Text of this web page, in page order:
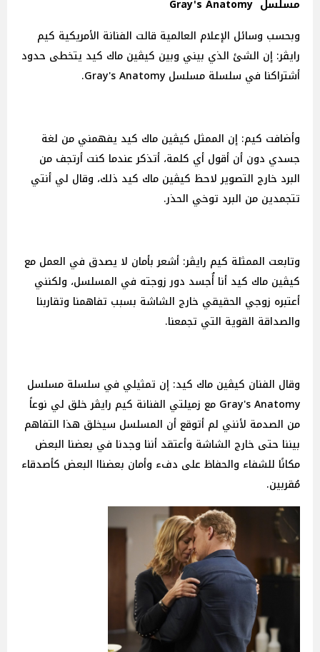
مسلسل Gray's Anatomy
وبحسب وسائل الإعلام العالمية قالت الفنانة الأمريكية كيم
رايڤر: إن الشئ الذي بيني وبين كيڤين ماك كيد يتخطى حدود
أشتراكنا في سلسلة مسلسل Gray's Anatomy.
وأضافت كيم: إن الممثل كيڤين ماك كيد يفهمني من لغة
جسدي دون أن أقول أي كلمة، أتذكر عندما كنت أرتجف من
البرد خارج التصوير لاحظ كيڤين ماك كيد ذلك، وقال لي أنتي
تتجمدين من البرد توخي الحذر.
وتابعت الممثلة كيم رايڤر: أشعر بأمان لا يصدق في العمل مع
كيڤين ماك كيد أنا أُجسد دور زوجته في المسلسل، ولكنني
أعتبره زوجي الحقيقي خارج الشاشة بسبب تفاهمنا وتقاربنا
والصداقة القوية التي تجمعنا.
وقال الفنان كيڤين ماك كيد: إن تمثيلي في سلسلة مسلسل
Gray's Anatomy مع زميلتي الفنانة كيم رايڤر خلق لي نوعاً
من الصدمة لأنني لم أتوقع أن المسلسل سيخلق هذا التفاهم
بيننا حتى خارج الشاشة وأعتقد أننا وجدنا في بعضنا البعض
مكانًا للشفاء والحفاظ على دفء وأمان بعضناا البعض كأصدقاء
مُقربين.